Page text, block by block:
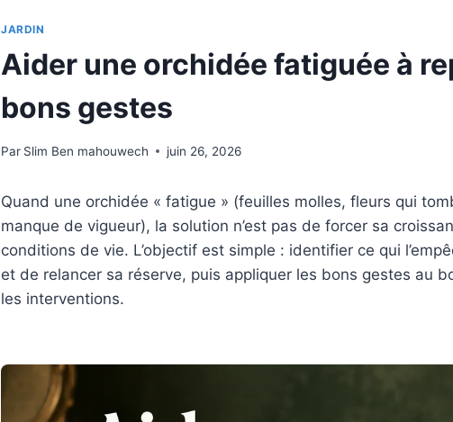
JARDIN
Aider une orchidée fatiguée à
bons gestes
Par Slim Ben mahouwech juin 26, 2026
Quand une orchidée « fatigue » (feuilles molles, fleurs qui
manque de vigueur), la solution n’est pas de forcer sa
conditions de vie. L’objectif est simple : identifier ce qui
et de relancer sa réserve, puis appliquer les bons gestes au
les interventions.